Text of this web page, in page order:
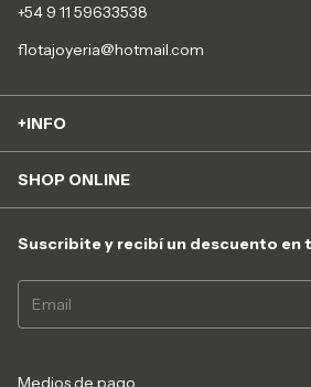
+54 9 11 59633538
flotajoyeria@hotmail.com
+INFO
SHOP ONLINE
Suscribite y recibí un descuento en
Medios de pago